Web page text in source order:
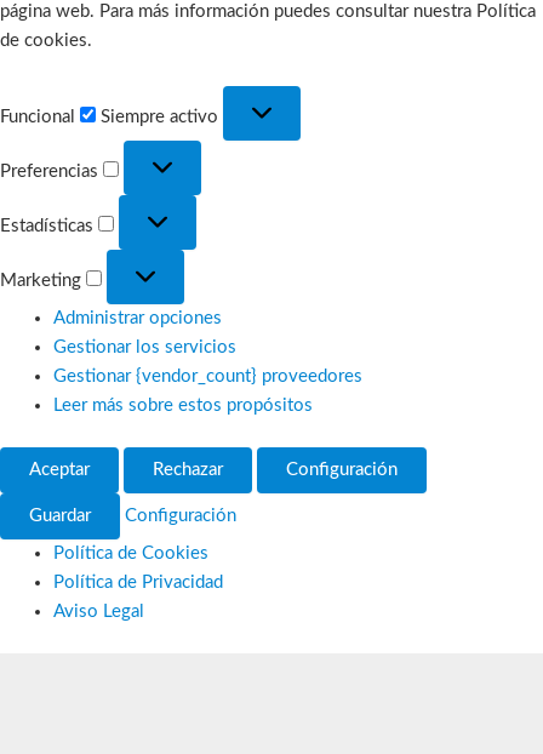
página web. Para más información puedes consultar nuestra Política
de cookies.
Funcional Siempre activo
Preferencias
Estadísticas
Marketing
Administrar opciones
Gestionar los servicios
Gestionar {vendor_count} proveedores
Leer más sobre estos propósitos
Aceptar Rechazar Configuración
Guardar Configuración
Política de Cookies
Política de Privacidad
Aviso Legal